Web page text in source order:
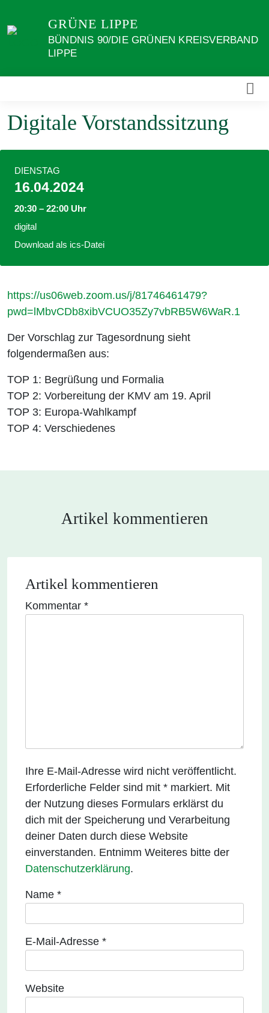
zum
GRÜNE LIPPE
BÜNDNIS 90/DIE GRÜNEN KREISVERBAND
LIPPE
Digitale Vorstandssitzung
https://us06web.zoom.us/j/81746461479?
pwd=lMbvCDb8xibVCUO35Zy7vbRB5W6WaR.1
Der Vorschlag zur Tagesordnung sieht
folgendermaßen aus:
TOP 1: Begrüßung und Formalia
TOP 2: Vorbereitung der KMV am 19. April
TOP 3: Europa-Wahlkampf
TOP 4: Verschiedenes
DIENSTAG
16.04.2024
20:30 – 22:00 Uhr
digital
Download als ics-Datei
Artikel kommentieren
Artikel kommentieren
Kommentar *
Ihre E-Mail-Adresse wird nicht veröffentlicht.
Erforderliche Felder sind mit * markiert. Mit
der Nutzung dieses Formulars erklärst du
dich mit der Speicherung und Verarbeitung
deiner Daten durch diese Website
einverstanden. Entnimm Weiteres bitte der
Datenschutzerklärung.
Name *
E-Mail-Adresse *
Website